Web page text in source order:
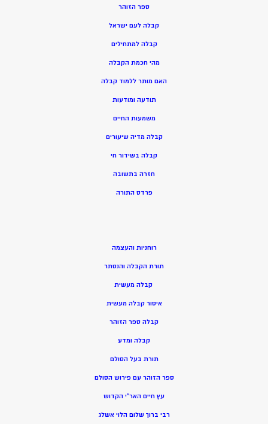
ספר הזוהר
קבלה לעם ישראל
קבלה למתחילים
מהי חכמת הקבלה
האם מותר ללמוד קבלה
תודעה ומודעות
משמעות החיים
קבלה מדיה שיעורים
קבלה בשידור חי
חזרה בתשובה
פרדס התורה
רוחניות והעצמה
תורת הקבלה והנסתר
קבלה מעשית
איסור קבלה מעשית
קבלה ספר הזוהר
קבלה ומדע
תורת בעל הסולם
ספר הזוהר עם פירוש הסולם
עץ חיים האר”י הקדוש
רבי ברוך שלום הלוי אשלג